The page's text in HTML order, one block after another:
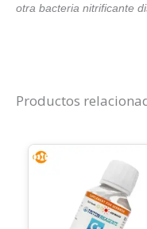
otra bacteria nitrificante
Productos